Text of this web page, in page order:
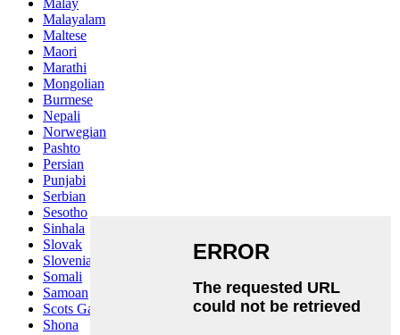
Malayalam
Maltese
Maori
Marathi
Mongolian
Burmese
Nepali
Norwegian
Pashto
Persian
Punjabi
Serbian
Sesotho
Sinhala
Slovak
Slovenian
Somali
Samoan
Scots Gaelic
Shona